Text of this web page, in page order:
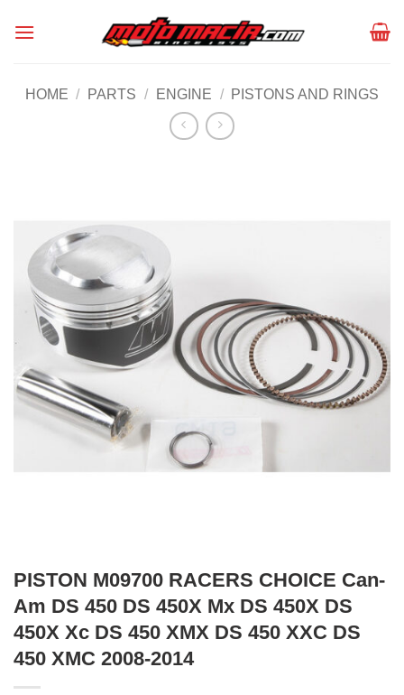
HOME / PARTS / ENGINE / PISTONS AND RINGS
PISTON M09700 RACERS CHOICE Can-
Am DS 450 DS 450X Mx DS 450X DS
450X Xc DS 450 XMX DS 450 XXC DS
450 XMC 2008-2014